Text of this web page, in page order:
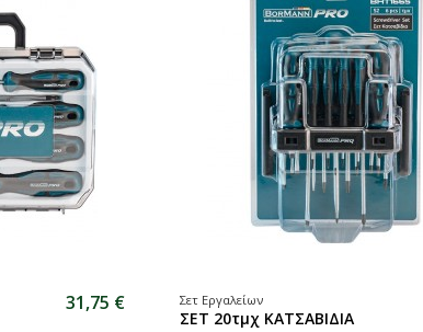
31,75 € Σετ Εργαλείων
ΣΕΤ 20τμχ ΚΑΤΣΑΒΙΔΙΑ